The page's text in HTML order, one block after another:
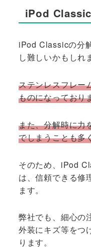
iPod
iPod Classicの分
し難しいかもしれ
ステンレスフレー
ものになっており
また、分解時に力
でしまうことも多
そのため、iPod
は、信頼できる修
ます。
弊社でも、細心の
外装にキズ等をつ
ります。